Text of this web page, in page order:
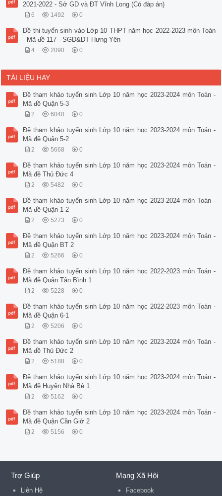
2021-2022 - Sở GD và ĐT Vĩnh Long (Có đáp án)
6 1492 0
Đề thi tuyển sinh vào Lớp 10 THPT năm học 2022-2023 môn Toán
- Mã đề 117 - SGD&ĐT Hưng Yên
4 2090 0
TÀI LIỆU HAY
Đề tham khảo tuyển sinh Lớp 10 năm học 2023-2024 môn Toán -
Mã đề Quận 5-3
2 6040 0
Đề tham khảo tuyển sinh Lớp 10 năm học 2023-2024 môn Toán -
Mã đề Quận 5-2
2 5668 0
Đề tham khảo tuyển sinh Lớp 10 năm học 2023-2024 môn Toán -
Mã đề Thủ Đức 4
2 5482 0
Đề tham khảo tuyển sinh Lớp 10 năm học 2023-2024 môn Toán -
Mã đề Quận 1-2
2 5273 0
Đề tham khảo tuyển sinh Lớp 10 năm học 2023-2024 môn Toán -
Mã đề Quận BT 2
2 5266 0
Đề tham khảo tuyển sinh Lớp 10 năm học 2022-2023 môn Toán -
Mã đề Quận Tân Bình 1
2 5228 0
Đề tham khảo tuyển sinh Lớp 10 năm học 2022-2023 môn Toán -
Mã đề Quận 6-1
2 5206 0
Đề tham khảo tuyển sinh Lớp 10 năm học 2023-2024 môn Toán -
Mã đề Thủ Đức 2
2 5188 0
Đề tham khảo tuyển sinh Lớp 10 năm học 2023-2024 môn Toán -
Mã đề Huyện Nhà Bè 1
2 5162 0
Đề tham khảo tuyển sinh Lớp 10 năm học 2023-2024 môn Toán -
Mã đề Quận Cần Giờ 2
2 5156 0
Trợ Giúp
Liên Hệ
Mạng Xã Hội
Facebook